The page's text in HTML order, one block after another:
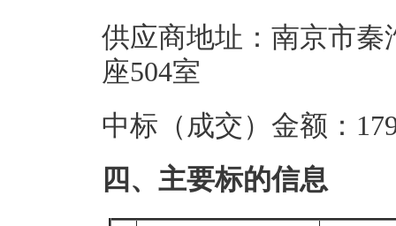
供应商地址：南京市秦
座504室
中标（成交）金额：
四、主要标的信息